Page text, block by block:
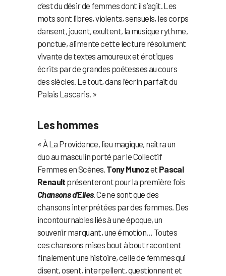
c’est du désir de femmes dont il s’agit. Les
mots sont libres, violents, sensuels, les corps
dansent, jouent, exultent, la musique rythme,
ponctue, alimente cette lecture résolument
vivante de textes amoureux et érotiques
écrits par de grandes poétesses au cours
des siècles. Le tout, dans l’écrin parfait du
Palais Lascaris. »
Les hommes
« À La Providence, lieu magique, naîtra un
duo au masculin porté par le Collectif
Femmes en Scènes. Tony Munozet Pascal
Renault présenteront pour la première fois
Chansons d’Elles. Ce ne sont que des
chansons interprétées par des femmes. Des
incontournables liés à une époque, un
souvenir marquant, une émotion… Toutes
ces chansons mises bout à bout racontent
finalement une histoire, celle de femmes qui
disent, osent, interpellent, questionnent et